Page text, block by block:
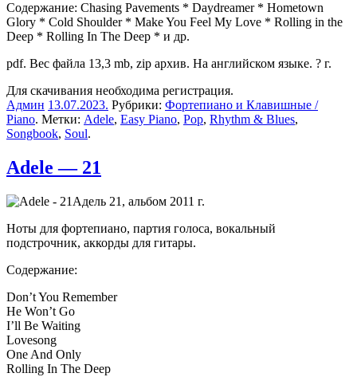
Содержание: Chasing Pavements * Daydreamer * Hometown
Glory * Cold Shoulder * Make You Feel My Love * Rolling in the
Deep * Rolling In The Deep * и др.
pdf. Вес файла 13,3 mb, zip архив. На английском языке. ? г.
Для скачивания необходима регистрация.
Админ 13.07.2023. Рубрики: Фортепиано и Клавишные /
Piano. Метки: Adele, Easy Piano, Pop, Rhythm & Blues,
Songbook, Soul.
Adele — 21
Адель 21, альбом 2011 г.
Ноты для фортепиано, партия голоса, вокальный
подстрочник, аккорды для гитары.
Содержание:
Don’t You Remember
He Won’t Go
I’ll Be Waiting
Lovesong
One And Only
Rolling In The Deep